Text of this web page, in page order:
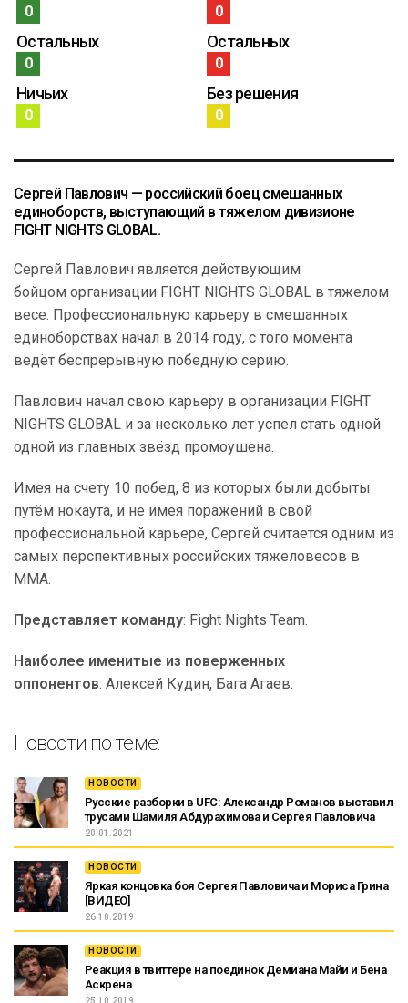
0
Остальных
0
Ничьих
0
0
Остальных
0
Без решения
0
Сергей Павлович — российский боец смешанных
единоборств, выступающий в тяжелом дивизионе
FIGHT NIGHTS GLOBAL.
Сергей Павлович является действующим
бойцом организации FIGHT NIGHTS GLOBAL в тяжелом
весе. Профессиональную карьеру в смешанных
единоборствах начал в 2014 году, с того момента
ведёт беспрерывную победную серию.
Павлович начал свою карьеру в организации FIGHT
NIGHTS GLOBAL и за несколько лет успел стать одной
одной из главных звёзд промоушена.
Имея на счету 10 побед, 8 из которых были добыты
путём нокаута, и не имея поражений в свой
профессиональной карьере, Сергей считается одним из
самых перспективных российских тяжеловесов в
MMA.
Представляет команду: Fight Nights Team.
Наиболее именитые из поверженных
оппонентов: Алексей Кудин, Бага Агаев.
Новости по теме:
НОВОСТИ
Русские разборки в UFC: Александр Романов выставил
трусами Шамиля Абдурахимова и Сергея Павловича
20.01.2021
НОВОСТИ
Яркая концовка боя Сергея Павловича и Мориса Грина
[ВИДЕО]
26.10.2019
НОВОСТИ
Реакция в твиттере на поединок Демиана Майи и Бена
Аскрена
25.10.2019